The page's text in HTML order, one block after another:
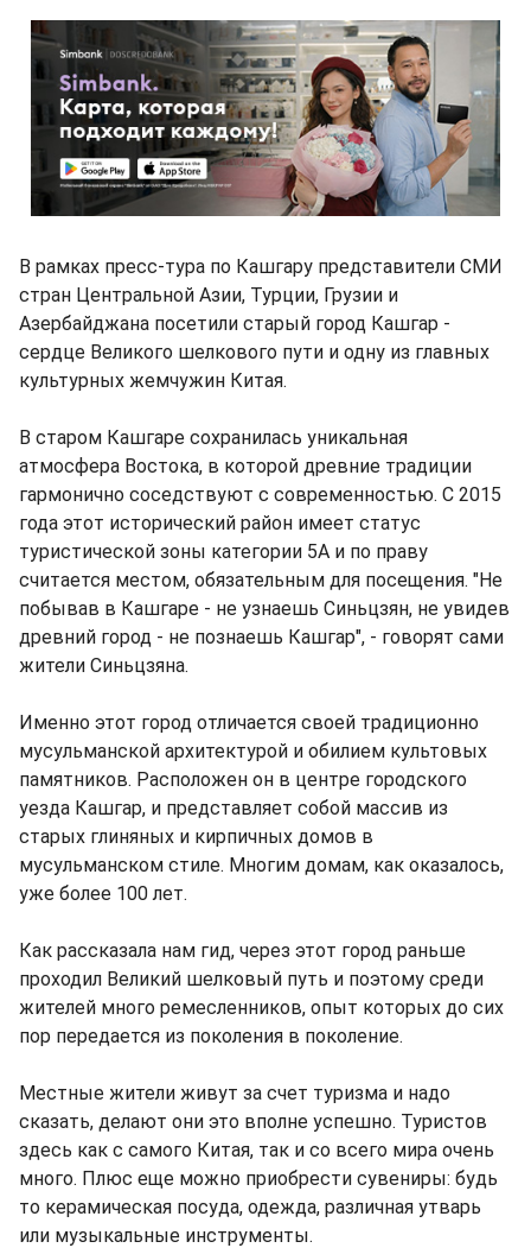
В рамках пресс-тура по Кашгару представители СМИ
стран Центральной Азии, Турции, Грузии и
Азербайджана посетили старый город Кашгар -
сердце Великого шелкового пути и одну из главных
культурных жемчужин Китая.
В старом Кашгаре сохранилась уникальная
атмосфера Востока, в которой древние традиции
гармонично соседствуют с современностью. С 2015
года этот исторический район имеет статус
туристической зоны категории 5А и по праву
считается местом, обязательным для посещения. "Не
побывав в Кашгаре - не узнаешь Синьцзян, не увидев
древний город - не познаешь Кашгар", - говорят сами
жители Синьцзяна.
Именно этот город отличается своей традиционно
мусульманской архитектурой и обилием культовых
памятников. Расположен он в центре городского
уезда Кашгар, и представляет собой массив из
старых глиняных и кирпичных домов в
мусульманском стиле. Многим домам, как оказалось,
уже более 100 лет.
Как рассказала нам гид, через этот город раньше
проходил Великий шелковый путь и поэтому среди
жителей много ремесленников, опыт которых до сих
пор передается из поколения в поколение.
Местные жители живут за счет туризма и надо
сказать, делают они это вполне успешно. Туристов
здесь как с самого Китая, так и со всего мира очень
много. Плюс еще можно приобрести сувениры: будь
то керамическая посуда, одежда, различная утварь
или музыкальные инструменты.